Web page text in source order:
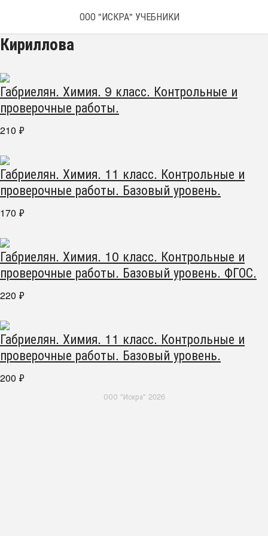
ООО "ИСКРА" УЧЕБНИКИ
Кириллова
Габриелян. Химия. 9 класс. Контрольные и
проверочные работы.
210 ₽
Габриелян. Химия. 11 класс. Контрольные и
проверочные работы. Базовый уровень.
170 ₽
Габриелян. Химия. 10 класс. Контрольные и
проверочные работы. Базовый уровень. ФГОС.
220 ₽
Габриелян. Химия. 11 класс. Контрольные и
проверочные работы. Базовый уровень.
200 ₽
ООО "Искра" 2026